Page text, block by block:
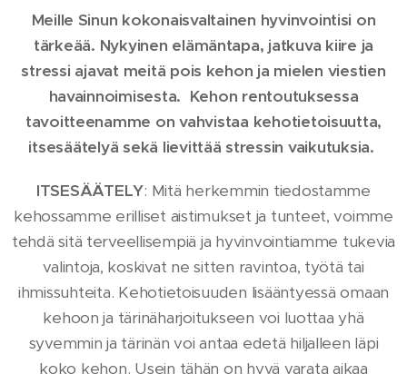
Meille Sinun kokonaisvaltainen hyvinvointisi on
tärkeää. Nykyinen elämäntapa, jatkuva kiire ja
stressi ajavat meitä pois kehon ja mielen viestien
havainnoimisesta. Kehon rentoutuksessa
tavoitteenamme on vahvistaa kehotietoisuutta,
itsesäätelyä sekä lievittää stressin vaikutuksia.
ITSESÄÄTELY: Mitä herkemmin tiedostamme
kehossamme erilliset aistimukset ja tunteet, voimme
tehdä sitä terveellisempiä ja hyvinvointiamme tukevia
valintoja, koskivat ne sitten ravintoa, työtä tai
ihmissuhteita. Kehotietoisuuden lisääntyessä omaan
kehoon ja tärinäharjoitukseen voi luottaa yhä
syvemmin ja tärinän voi antaa edetä hiljalleen läpi
koko kehon. Usein tähän on hyvä varata aikaa